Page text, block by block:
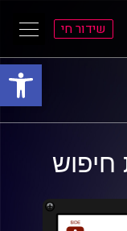
פתח
שידור חי
חיפוש